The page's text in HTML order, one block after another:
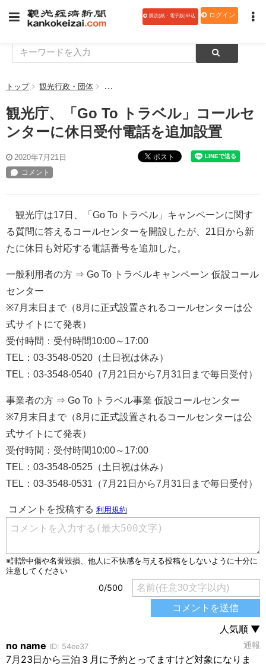
購読(紙・電子版)申込 ログイン
トップ 観光行政・団体 観光庁、「Go To トラベル」コールセンター
観光庁、「Go To トラベル」コールセ
ンターに休日受付電話を追加設置
2020年7月21日 ポスト
観光庁は17日、「Go To トラベル」キャンペーンに関す
る質問に答えるコールセンターを開設したが、21日から新
たに休日も対応する電話番号を追加した。
一般利用者の方 ⇒ Go To トラベルキャンペーン 仮設コール
センター
※7月末日まで（8月に正式設置されるコールセンターは公
式サイトにて発表）
受付時間：受付時間10:00～17:00
TEL：03-3548-0520（土日祝は休み）
TEL：03-3548-0540（7月21日から7月31日まで毎日受付）
事業者の方 ⇒ Go To トラベル事業 仮設コールセンター
※7月末日まで（8月に正式設置されるコールセンターは公
式サイトにて発表）
受付時間：受付時間10:00～17:00
TEL：03-3548-0525（土日祝は休み）
TEL：03-3548-0531（7月21日から7月31日まで毎日受付）